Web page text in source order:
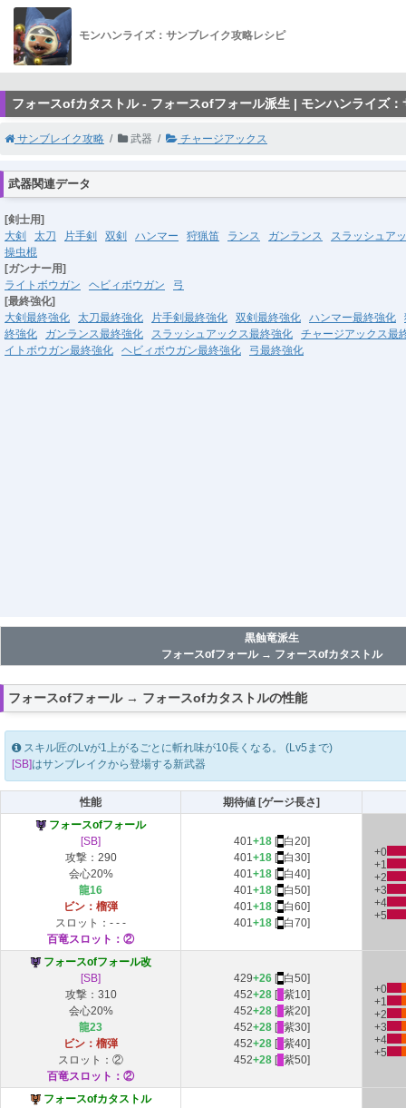
モンハンライズ：サンブレイク攻略レシピ
フォースofカタストル - フォースofフォール派生 | モンハンライズ：
サンブレイク攻略 武器 チャージアックス
武器関連データ
[剣士用]
大剣
太刀 片手剣 双剣 ハンマー 狩猟笛 ランス ガンランス
スラッシュア
操虫棍
[ガンナー用]
ライトボウガン
ヘビィボウガン
弓
[最終強化]
大剣最終強化
太刀最終強化 片手剣最終強化 双剣最終強化 ハンマー最終強化
終強化
ガンランス最終強化 スラッシュアックス最終強化
チャージアックス最
イトボウガン最終強化
ヘビィボウガン最終強化 弓最終強化
黒蝕竜派生
フォースofフォール → フォースofカタストル
フォースofフォール → フォースofカタストルの性能
スキル匠のLvが1上がるごとに斬れ味が10長くなる。 (Lv5まで)
[SB]はサンブレイクから登場する新武器
性能
期待値 [ゲージ長さ]
フォースofフォール
[SB]
攻撃：290
会心20%
龍16
ビン：榴弾
スロット：- - -
百竜スロット：②
401+18[■白20]
401+18[■白30]
401+18[■白40]
401+18[■白50]
401+18[■白60]
401+18[■白70]
+0
+1
+2
+3
+4
+5
フォースofフォール改
[SB]
攻撃：310
会心20%
龍23
ビン：榴弾
スロット：②
百竜スロット：②
429+26[■白50]
452+28[■ 紫10]
452+28[■ 紫20]
452+28[■ 紫30]
452+28[■ 紫40]
452+28[■ 紫50]
+0
+1
+2
+3
+4
+5
フォースofカタストル